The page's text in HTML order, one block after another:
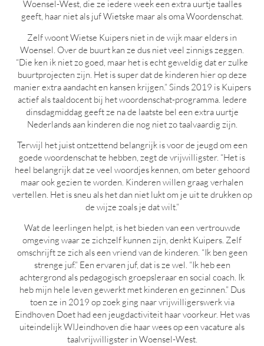
Woensel-West, die ze iedere week een extra uurtje taalles
geeft, haar niet als juf Wietske maar als oma Woordenschat.
Zelf woont Wietse Kuipers niet in de wijk maar elders in
Woensel. Over de buurt kan ze dus niet veel zinnigs zeggen.
“Die ken ik niet zo goed, maar het is echt geweldig dat er zulke
buurtprojecten zijn. Het is super dat de kinderen hier op deze
manier extra aandacht en kansen krijgen.” Sinds 2019 is Kuipers
actief als taaldocent bij het woordenschat-programma. Iedere
dinsdagmiddag geeft ze na de laatste bel een extra uurtje
Nederlands aan kinderen die nog niet zo taalvaardig zijn.
Terwijl het juist ontzettend belangrijk is voor de jeugd om een
goede woordenschat te hebben, zegt de vrijwilligster. “Het is
heel belangrijk dat ze veel woordjes kennen, om beter gehoord
maar ook gezien te worden. Kinderen willen graag verhalen
vertellen. Het is sneu als het dan niet lukt om je uit te drukken op
de wijze zoals je dat wilt.”
Wat de leerlingen helpt, is het bieden van een vertrouwde
omgeving waar ze zichzelf kunnen zijn, denkt Kuipers. Zelf
omschrijft ze zich als een vriend van de kinderen. “Ik ben geen
strenge juf.” Een ervaren juf, dat is ze wel. “Ik heb een
achtergrond als pedagogisch groepsleraar en social coach. Ik
heb mijn hele leven gewerkt met kinderen en gezinnen.” Dus
toen ze in 2019 op zoek ging naar vrijwilligerswerk via
Eindhoven Doet had een jeugdactiviteit haar voorkeur. Het was
uiteindelijk WIJeindhoven die haar wees op een vacature als
taalvrijwilligster in Woensel-West.